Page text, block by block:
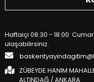
Haftaiçi 08:30 - 18:00
ulaşabilirsiniz.
ZÜBEYDE HANIM
ALTINDAĞ / ANKARA